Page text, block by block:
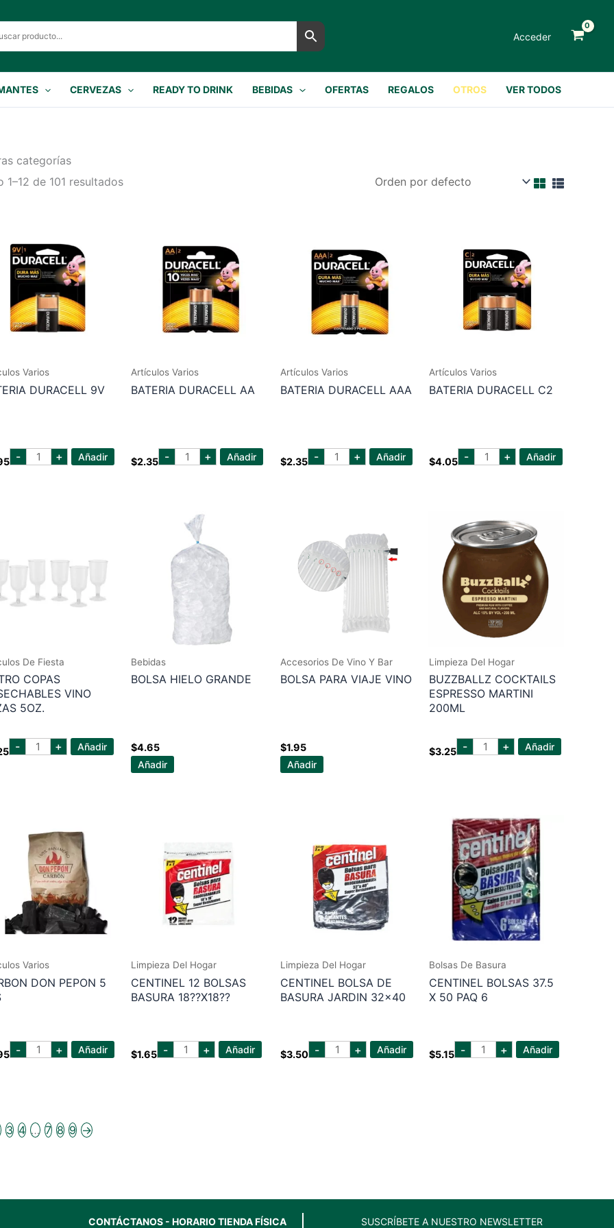
Acceder
CERVEZAS READY TO DRINK BEBIDAS OFERTAS REGALOS OTROS VER TODOS
categorías
1–12 de 101 resultados
Varios
DURACELL 9V
- bateria
duracell
+ Añadir
Artículos Varios
BATERIA DURACELL AA
$2.35 - bateria
duracell
+ Añadir
Artículos Varios
BATERIA DURACELL AAA
$2.35 - bateria
duracell
+ Añadir
Artículos Varios
BATERIA DURACELL C2
$4.05 - bateria
duracell
+ Añadir
De Fiesta
COPAS
VINO
5OZ.
- BISTRO
COPAS
+ Añadir
Bebidas
BOLSA HIELO GRANDE
$4.65
Añadir
Accesorios De Vino Y Bar
BOLSA PARA VIAJE VINO
$1.95
Añadir
Limpieza Del Hogar
BUZZBALLZ COCKTAILS
ESPRESSO MARTINI
200ML
$3.25 - BUZZBALLZ
COCKTAILS
+ Añadir
Varios
DON PEPON 5
- carbon
don
+ Añadir
Limpieza Del Hogar
CENTINEL 12 BOLSAS
BASURA 18??X18??
$1.65 - centinel
12
+ Añadir
Limpieza Del Hogar
CENTINEL BOLSA DE
BASURA JARDIN 32×40
$3.50 - centinel
bolsa
+ Añadir
Bolsas De Basura
CENTINEL BOLSAS 37.5
X 50 PAQ 6
$5.15 - centinel
bolsas
+ Añadir
3 4 … 7 8 9 →
CONTÁCTANOS - HORARIO TIENDA FÍSICA SUSCRÍBETE A NUESTRO NEWSLETTER